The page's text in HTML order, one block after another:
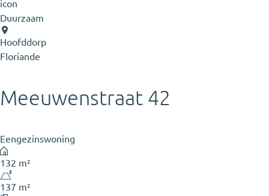
Duurzaam
Hoofddorp
Floriande
Meeuwenstraat 42
Eengezinswoning
132 m²
137 m²